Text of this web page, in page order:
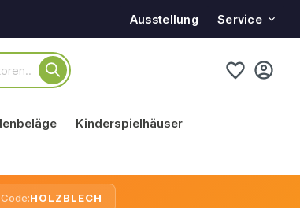
Ausstellung Service
Kinderspielhäuser
Code:HOLZBLECH